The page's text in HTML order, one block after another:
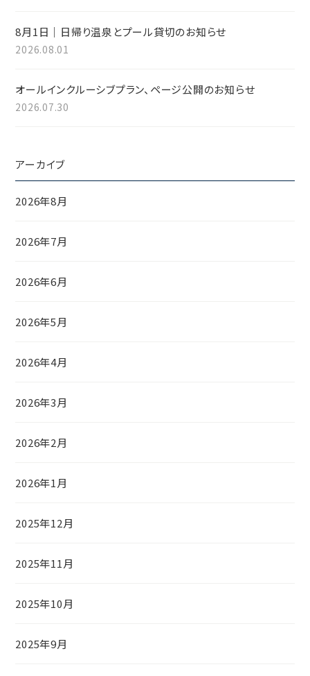
8月1日｜日帰り温泉とプール貸切のお知らせ
2026.08.01
オールインクルーシブプラン、ページ公開のお知らせ
2026.07.30
アーカイブ
2026年8月
2026年7月
2026年6月
2026年5月
2026年4月
2026年3月
2026年2月
2026年1月
2025年12月
2025年11月
2025年10月
2025年9月